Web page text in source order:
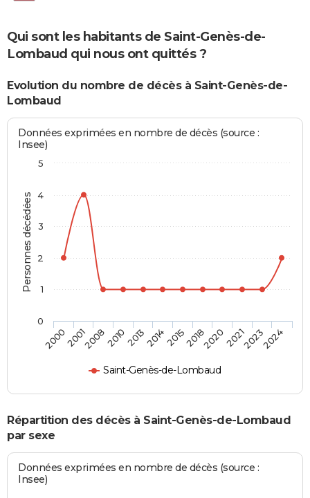
Qui sont les habitants de Saint-Genès-de-
Lombaud qui nous ont quittés ?
Evolution du nombre de décès à Saint-Genès-de-
Lombaud
Personnes décédées
Données exprimées en nombre de décès (source :
Insee)
Saint-Genès-de-Lombaud
200020012008201020132014201520182020202120232024
0
1
2
3
4
5
Répartition des décès à Saint-Genès-de-Lombaud
par sexe
Données exprimées en nombre de décès (source :
Insee)